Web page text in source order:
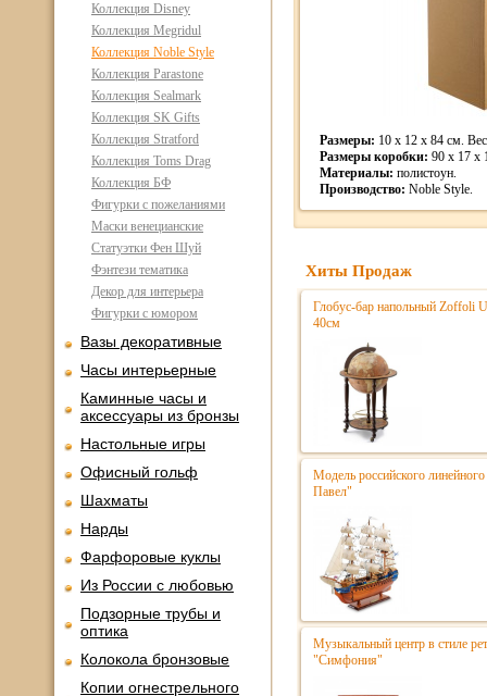
Коллекция Disney
Коллекция Megridul
Коллекция Noble Style
Коллекция Parastone
Коллекция Sealmark
Коллекция SK Gifts
Коллекция Stratford
Коллекция Toms Drag
Коллекция БФ
Фигурки с пожеланиями
Маски венецианские
Статуэтки Фен Шуй
Фэнтези тематика
Декор для интерьера
Фигурки с юмором
Вазы декоративные
Часы интерьерные
Каминные часы и
аксессуары из бронзы
Настольные игры
Офисный гольф
Шахматы
Нарды
Фарфоровые куклы
Из России с любовью
Подзорные трубы и
оптика
Колокола бронзовые
Копии огнестрельного
Размеры: 10 x 12 x 84 см.
Размеры коробки: 90 x 17 x
Материалы: полистоун.
Производство: Noble Style.
Хиты Продаж
Глобус-бар напольный Zoffoli
40см
Модель российского
Павел"
Музыкальный центр в стиле
"Симфония"